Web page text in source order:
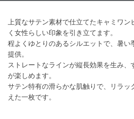
上質なサテン素材で仕立てたキャミワ
く女性らしい印象を引き立てます。
程よくゆとりのあるシルエットで、暑い
提供。
ストレートなラインが縦長効果を生み、
が楽しめます。
サテン特有の滑らかな肌触りで、リラッ
えた一枚です。